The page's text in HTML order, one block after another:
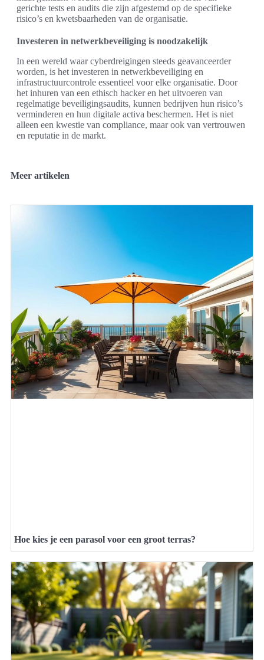
gerichte tests en audits die zijn afgestemd op de specifieke
risico’s en kwetsbaarheden van de organisatie.
Investeren in netwerkbeveiliging is noodzakelijk
In een wereld waar cyberdreigingen steeds geavanceerder
worden, is het investeren in netwerkbeveiliging en
infrastructuurcontrole essentieel voor elke organisatie. Door
het inhuren van een ethisch hacker en het uitvoeren van
regelmatige beveiligingsaudits, kunnen bedrijven hun risico’s
verminderen en hun digitale activa beschermen. Het is niet
alleen een kwestie van compliance, maar ook van vertrouwen
en reputatie in de markt.
Meer artikelen
Hoe kies je een parasol voor een groot terras?